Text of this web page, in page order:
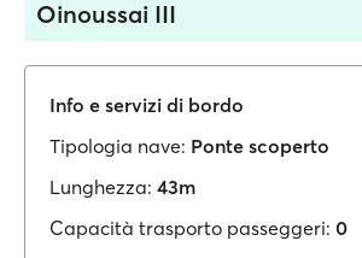
Oinoussai III
Info e servizi di bordo
Tipologia nave: Ponte scoperto
Lunghezza: 43m
Capacità trasporto passeggeri: 0